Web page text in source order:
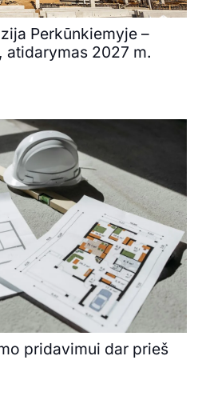
Perkūnkiemyje –
2027 m.
pridavimui dar prieš